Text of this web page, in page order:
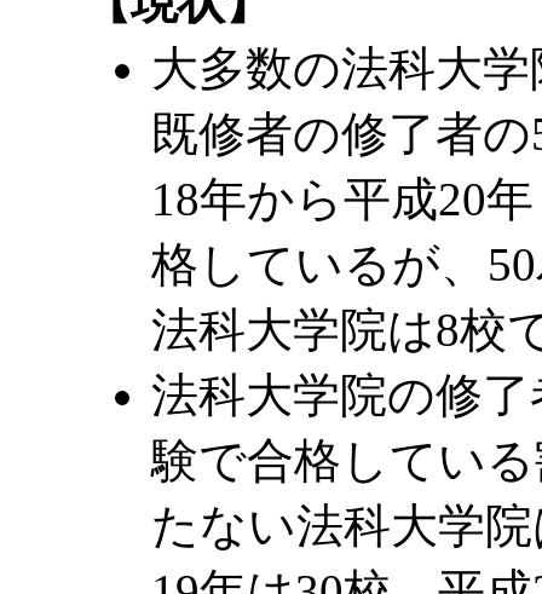
大多数の法科大
既修者の修了者
18年から平成20
格しているが、
法科大学院は8校
法科大学院の修
験で合格してい
たない法科大学